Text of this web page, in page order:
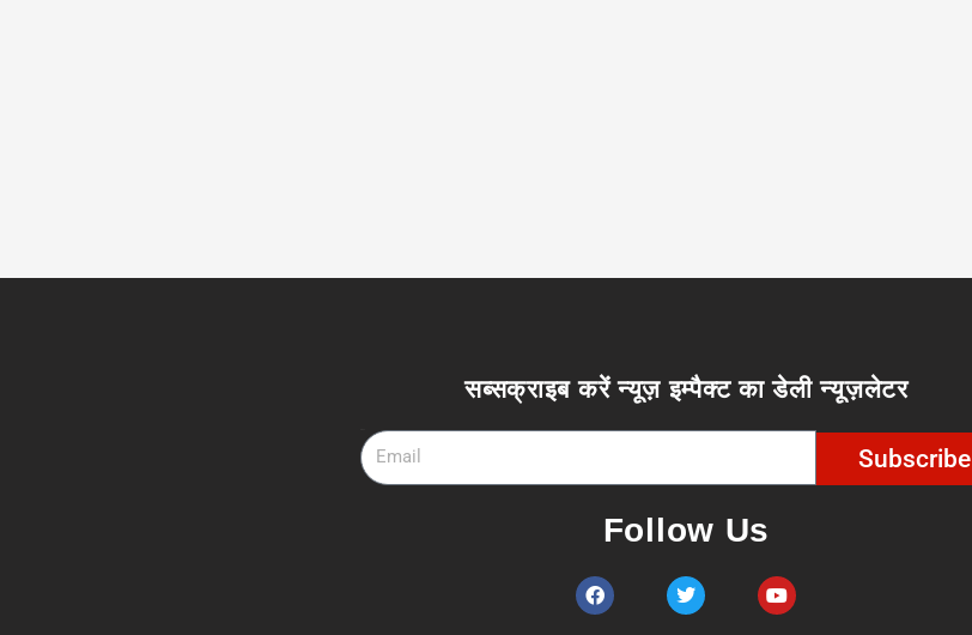
सब्सक्राइब करें न्यूज़ इम्पैक्ट का डेली न्यूज़लेटर
Subscribe
Follow Us
F
a
c
T
w
i
Y
o
u